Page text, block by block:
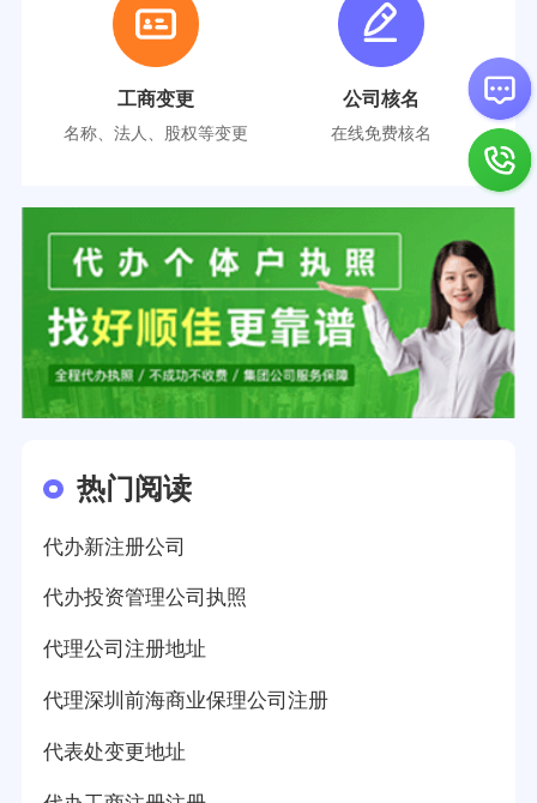
工商变更
名称、法人、股权等变更
公司核名
在线免费核名
热门阅读
代办新注册公司
代办投资管理公司执照
代理公司注册地址
代理深圳前海商业保理公司注册
代表处变更地址